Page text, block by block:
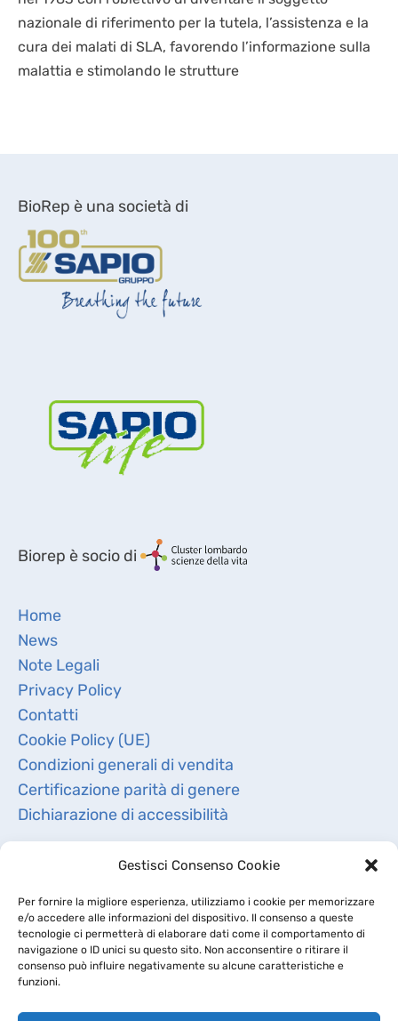
Gestisci Consenso Cookie
Per fornire la migliore esperienza, utilizziamo i cookie per memorizzare
e/o accedere alle informazioni del dispositivo. Il consenso a queste
tecnologie ci permetterà di elaborare dati come il comportamento di
navigazione o ID unici su questo sito. Non acconsentire o ritirare il
consenso può influire negativamente su alcune caratteristiche e
funzioni.
nazionale di riferimento per la tutela, l’assistenza e la
cura dei malati di SLA, favorendo l’informazione sulla
malattia e stimolando le strutture
BioRep è una società di
Biorep è socio di
Home
News
Note Legali
Privacy Policy
Contatti
Cookie Policy (UE)
Condizioni generali di vendita
Certificazione parità di genere
Dichiarazione di accessibilità